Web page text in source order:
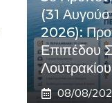
(31
2026):
Επιπέδου
Λουτρακίου
08/08/